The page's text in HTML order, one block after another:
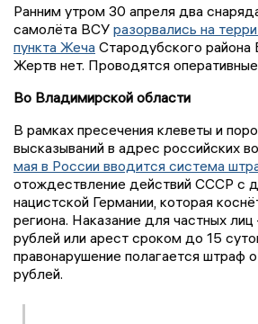
Ранним утром 30 апреля два
самолёта ВСУ разорвались на
пункта Жеча Стародубского района
Жертв нет. Проводятся
Во Владимирской области
В рамках пресечения клеветы и
высказываний в адрес российских
мая в России вводится система
отождествление действий СССР с
нацистской Германии, которая
региона. Наказание для частных
рублей или арест сроком до 15
правонарушение полагается штраф
рублей.